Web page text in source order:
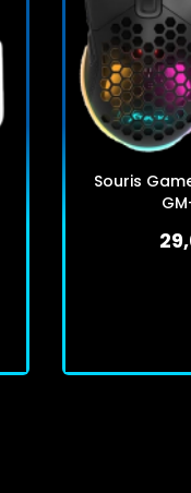
Souris